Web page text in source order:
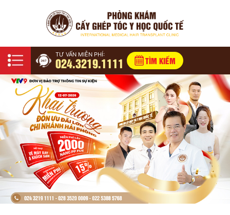
TƯ VẤN MIỄN PHÍ:
024.3219.1111 TÌM KIẾM